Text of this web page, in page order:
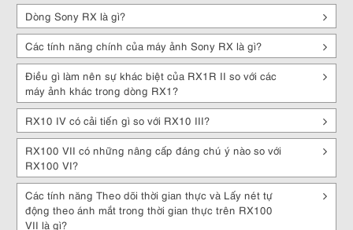
Chế độ chụp chuyên nghiệp
: Dòng máy ảnh Sony RX được trang bị
nhiều chế độ chụp chuyên nghiệp như chụp đêm, chụp xóa phông,
chụp chuyển động nhanh... giúp người dùng dễ dàng tạo ra những
bức ảnh ấn tượng.
Hệ thống lấy nét nhanh: Máy ảnh Sony RX có hệ thống lấy nét tự
động nhanh và chính xác, giúp bạn bắt lấy khoảnh khắc quan trọng
một cách chính xác và dễ dàng.
Ống kính chất lượng: Sony RX được trang bị các ống kính chất
lượng, cung cấp độ phân giải sắc nét và khả năng zoom linh hoạt.
Hỗ trợ quay video chất lượng cao: Một số dòng máy ảnh Sony RX
cho phép quay video 4K hoặc thậm chí 8K, giúp bạn ghi lại những
khoảnh khắc đáng nhớ với chất lượng hình ảnh sắc nét.
Dòng Sony RX là gì?
Các tính năng chính của máy ảnh Sony RX là gì?
Điều gì làm nên sự khác biệt của RX1R II so với các
máy ảnh khác trong dòng RX1?
RX10 IV có cải tiến gì so với RX10 III?
RX100 VII có những nâng cấp đáng chú ý nào so với
RX100 VI?
Các tính năng Theo dõi thời gian thực và Lấy nét tự
động theo ánh mắt trong thời gian thực trên RX100
VII là gì?